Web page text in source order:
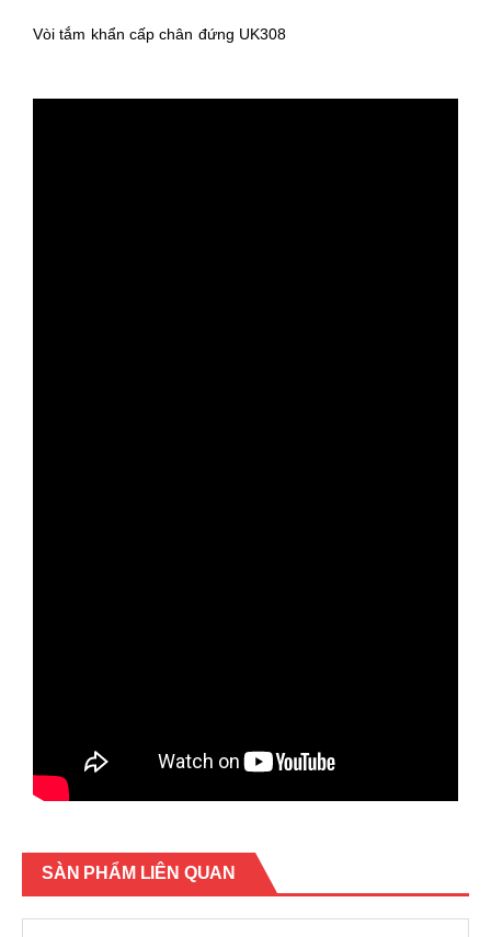
Vòi tắm khẩn cấp chân đứng UK308
SÀN PHẨM LIÊN QUAN